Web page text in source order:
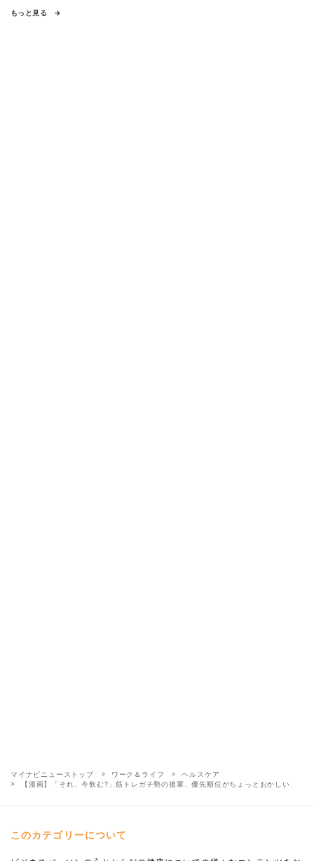
もっと見る
マイナビニューストップ ワーク＆ライフ
ヘルスケア
【漫画】「それ、今飲む?」筋トレガチ勢の後輩、優先順位がちょっとおかしい
このカテゴリーについて